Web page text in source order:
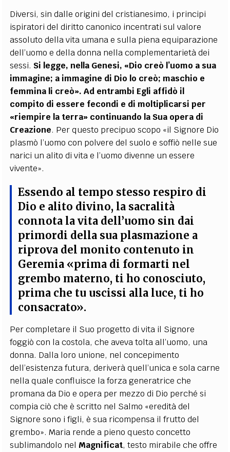
Diversi, sin dalle origini del cristianesimo, i principi
ispiratori del diritto canonico incentrati sul valore
assoluto della vita umana e sulla piena equiparazione
dell’uomo e della donna nella complementarietà dei
sessi. Si legge, nella Genesi, «Dio creò l’uomo a sua
immagine; a immagine di Dio lo creò; maschio e
femmina li creò». Ad entrambi Egli affidò il
compito di essere fecondi e di moltiplicarsi per
«riempire la terra» continuando la Sua opera di
Creazione. Per questo precipuo scopo «il Signore Dio
plasmò l’uomo con polvere del suolo e soffiò nelle sue
narici un alito di vita e l’uomo divenne un essere
vivente».
Essendo al tempo stesso respiro di
Dio e alito divino, la sacralità
connota la vita dell’uomo sin dai
primordi della sua plasmazione a
riprova del monito contenuto in
Geremia «prima di formarti nel
grembo materno, ti ho conosciuto,
prima che tu uscissi alla luce, ti ho
consacrato».
Per completare il Suo progetto di vita il Signore
foggiò con la costola, che aveva tolta all’uomo, una
donna. Dalla loro unione, nel concepimento
dell’esistenza futura, deriverà quell’unica e sola carne
nella quale confluisce la forza generatrice che
promana da Dio e opera per mezzo di Dio perché si
compia ciò che è scritto nel Salmo «eredità del
Signore sono i figli, è sua ricompensa il frutto del
grembo». Maria rende a pieno questo concetto
sublimandolo nel Magnificat, testo mirabile che offre